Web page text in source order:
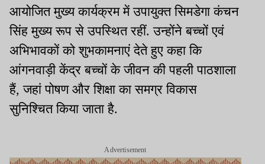
आयोजित मुख्य कार्यक्रम में उपायुक्त सिमडेगा कंचन
सिंह मुख्य रूप से उपस्थित रहीं. उन्होंने बच्चों एवं
अभिभावकों को शुभकामनाएं देते हुए कहा कि
आंगनवाड़ी केंद्र बच्चों के जीवन की पहली पाठशाला
हैं, जहां पोषण और शिक्षा का समग्र विकास
सुनिश्चित किया जाता है.
Advertisement